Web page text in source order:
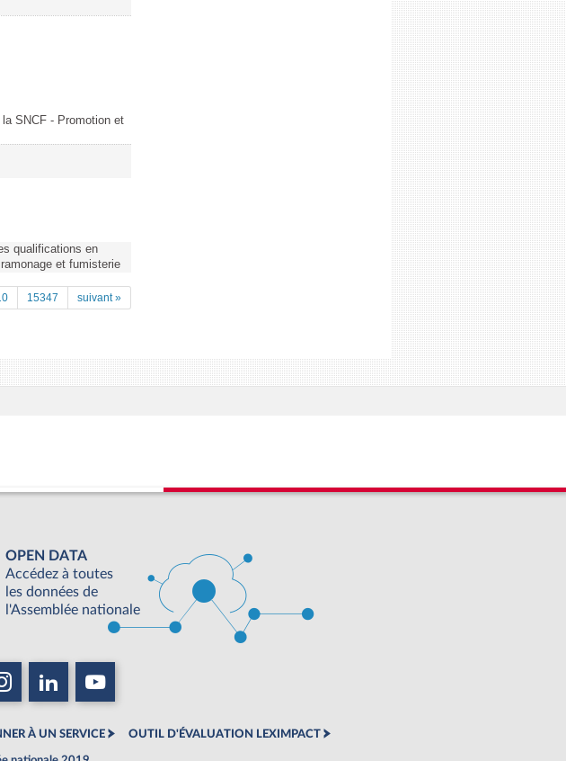
SNCF - Promotion et
qualifications en
et fumisterie
15347 suivant »
OPEN DATA
Accédez à toutes
les données de
l'Assemblée nationale
À UN SERVICE OUTIL D'ÉVALUATION LEXIMPACT